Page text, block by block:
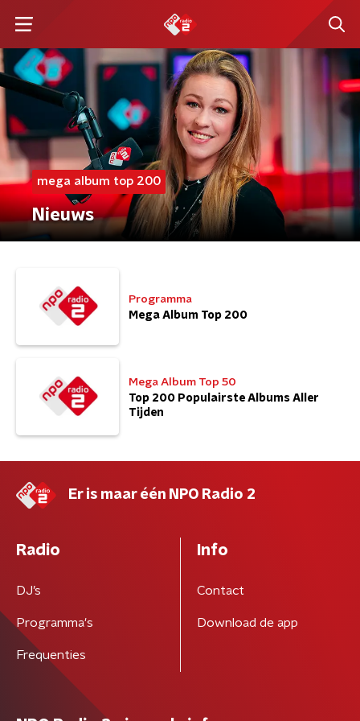
mega album top 200
Nieuws
Programma
Mega Album Top 200
Mega Album Top 50
Top 200 Populairste Albums Aller
Tijden
Er is maar één NPO Radio 2
Radio
DJ’s
Programma's
Frequenties
Info
Contact
Download de app